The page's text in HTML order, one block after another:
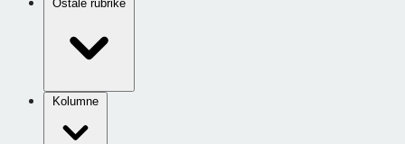
Ostale rubrike
Kolumne